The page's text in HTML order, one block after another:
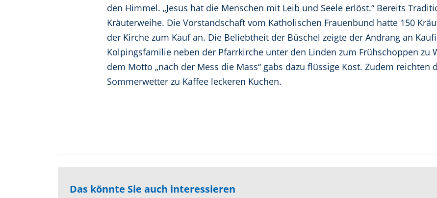
den Himmel. „Jesus hat die Menschen mit Leib und Seele erlöst.“ Bereits
Kräuterweihe. Die Vorstandschaft vom Katholischen Frauenbund hatte 150
der Kirche zum Kauf an. Die Beliebtheit der Büschel zeigte der Andrang an
Kolpingsfamilie neben der Pfarrkirche unter den Linden zum Frühschoppen zu
dem Motto „nach der Mess die Mass“ gabs dazu flüssige Kost. Zudem
Sommerwetter zu Kaffee leckeren Kuchen.
Das könnte Sie auch interessieren